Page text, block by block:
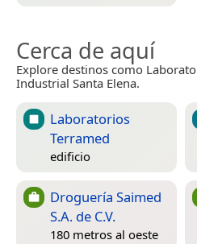
Cerca de aquí
Explore destinos como
Industrial Santa Elena.
Laboratorios
Terramed
edificio
Droguería Saimed
S.A. de C.V.
180 metros al oeste